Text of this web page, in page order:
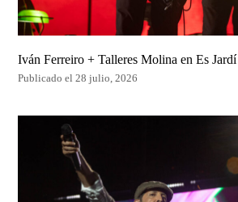
Iván Ferreiro + Talleres Molina en Es Jardí
Publicado el 28 julio, 2026